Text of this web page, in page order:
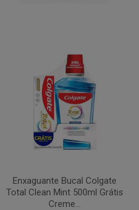
Enxaguante Bucal Colgate
Total Clean Mint 500ml Grátis
Creme...